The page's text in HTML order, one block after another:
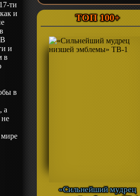
ти
и
и
в
в
а
не
мире
ТОП 100+
«Сильнейший мудрец